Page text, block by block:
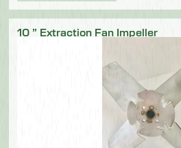
10 ” Extraction Fan Impeller